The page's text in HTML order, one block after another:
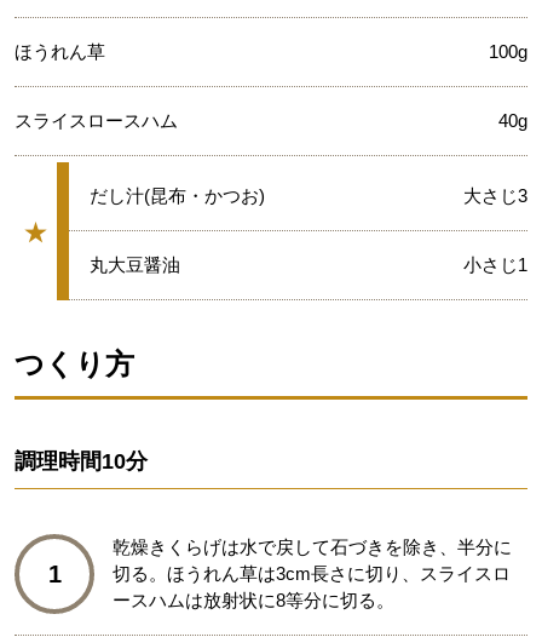
ほうれん草 100g
スライスロースハム 40g
★
グループ
★
だし汁(昆布・かつお) 大さじ3
★
丸大豆醤油 小さじ1
つくり方
調理時間10分
1
乾燥きくらげは水で戻して石づきを除き、半分に
切る。ほうれん草は3cm長さに切り、スライスロ
ースハムは放射状に8等分に切る。